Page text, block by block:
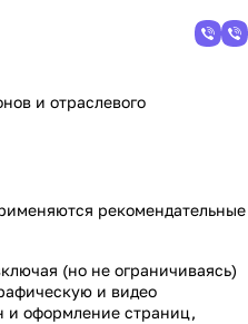
и отраслевого
рекомендательные
(но не ограничиваясь)
и видео
и оформление страниц,